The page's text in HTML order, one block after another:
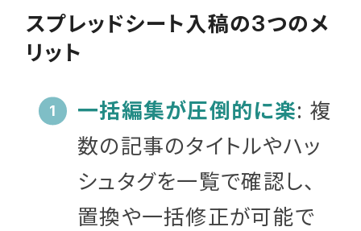
スプレッドシート入稿の3つのメ
リット
一括編集が圧倒的に楽: 複
数の記事のタイトルやハッ
シュタグを一覧で確認し、
置換や一括修正が可能で